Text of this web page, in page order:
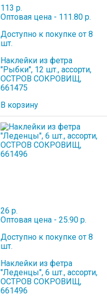
113 р.
Оптовая цена - 111.80 р.
Доступно к покупке от 8
шт.
Наклейки из фетра
"Рыбки", 12 шт., ассорти,
ОСТРОВ СОКРОВИЩ,
661475
В корзину
26 р.
Оптовая цена - 25.90 р.
Доступно к покупке от 8
шт.
Наклейки из фетра
"Леденцы", 6 шт., ассорти,
ОСТРОВ СОКРОВИЩ,
661496